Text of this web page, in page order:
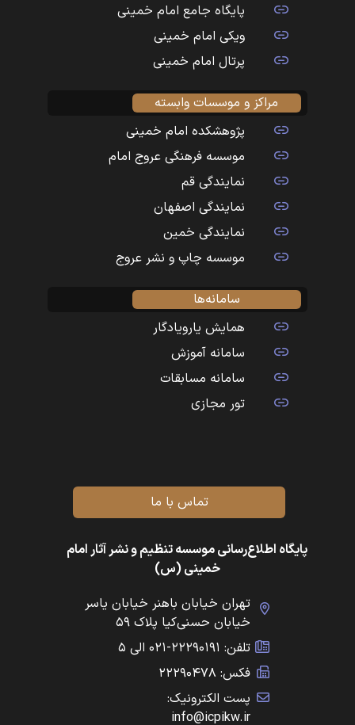
پایگاه جامع امام خمینی
ویکی امام خمینی
پرتال امام خمینی
مراکز و موسسات وابسته
پژوهشکده امام خمینی
موسسه فرهنگی عروج امام
نمایندگی قم
نمایندگی اصفهان
نمایندگی خمین
موسسه چاپ و نشر عروج
سامانه‌ها
همایش یارویادگار
سامانه آموزش
سامانه مسابقات
تور مجازی
تماس با ما
پایگاه اطلاع‌رسانی موسسه تنظیم و نشر آثار امام
خمینی (س)
تهران خیابان باهنر خیابان یاسر
خیابان حسنی‌کیا پلاک ۵۹
تلفن: ۲۲۲۹۰۱۹۱-۰۲۱ الی ۵
فکس: ۲۲۲۹۰۴۷۸
پست الکترونیک:
info@icpikw.ir